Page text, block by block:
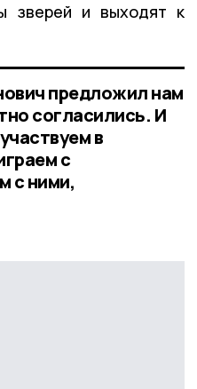
зверей и выходят к
предложил нам
согласились. И
в
с
с ними,